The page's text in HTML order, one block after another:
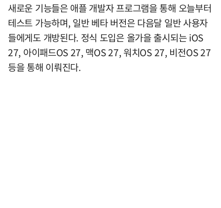
새로운 기능들은 애플 개발자 프로그램을 통해 오늘부터
테스트 가능하며, 일반 베타 버전은 다음달 일반 사용자
들에게도 개방된다. 정식 도입은 올가을 출시되는 iOS
27, 아이패드OS 27, 맥OS 27, 워치OS 27, 비전OS 27
등을 통해 이뤄진다.